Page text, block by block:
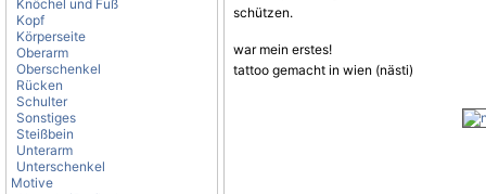
Knöchel und Fuß
Kopf
Körperseite
Oberarm
Oberschenkel
Rücken
Schulter
Sonstiges
Steißbein
Unterarm
Unterschenkel
Motive
schützen.
war mein erstes!
tattoo gemacht in wien (nästi)